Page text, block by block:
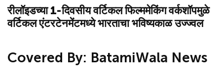
रीलॉइडच्या 1-दिवसीय वर्टिकल फिल्ममेकिंग वर्कशॉपमुळे
वर्टिकल एंटरटेनमेंटमध्ये भारताचा भविष्यकाळ उज्ज्वल
Covered By: BatamiWala News